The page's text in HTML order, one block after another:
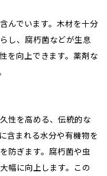
んでいます。木材を十分
し、腐朽菌などが生息
を向上できます。薬剤な
性を高める、伝統的な
含まれる水分や有機物を
防ぎます。腐朽菌や虫
幅に向上します。この